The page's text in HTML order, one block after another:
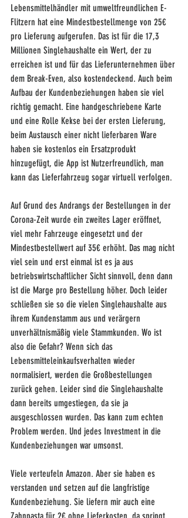
Lebensmittelhändler mit umweltfreundlichen E-
Flitzern hat eine Mindestbestellmenge von 25€
pro Lieferung aufgerufen. Das ist für die 17,3
Millionen Singlehaushalte ein Wert, der zu
erreichen ist und für das Lieferunternehmen über
dem Break-Even, also kostendeckend. Auch beim
Aufbau der Kundenbeziehungen haben sie viel
richtig gemacht. Eine handgeschriebene Karte
und eine Rolle Kekse bei der ersten Lieferung,
beim Austausch einer nicht lieferbaren Ware
haben sie kostenlos ein Ersatzprodukt
hinzugefügt, die App ist Nutzerfreundlich, man
kann das Lieferfahrzeug sogar virtuell verfolgen.
Auf Grund des Andrangs der Bestellungen in der
Corona-Zeit wurde ein zweites Lager eröffnet,
viel mehr Fahrzeuge eingesetzt und der
Mindestbestellwert auf 35€ erhöht. Das mag nicht
viel sein und erst einmal ist es ja aus
betriebswirtschaftlicher Sicht sinnvoll, denn dann
ist die Marge pro Bestellung höher. Doch leider
schließen sie so die vielen Singlehaushalte aus
ihrem Kundenstamm aus und verärgern
unverhältnismäßig viele Stammkunden. Wo ist
also die Gefahr? Wenn sich das
Lebensmitteleinkaufsverhalten wieder
normalisiert, werden die Großbestellungen
zurück gehen. Leider sind die Singlehaushalte
dann bereits umgestiegen, da sie ja
ausgeschlossen wurden. Das kann zum echten
Problem werden. Und jedes Investment in die
Kundenbeziehungen war umsonst.
Viele verteufeln Amazon. Aber sie haben es
verstanden und setzen auf die langfristige
Kundenbeziehung. Sie liefern mir auch eine